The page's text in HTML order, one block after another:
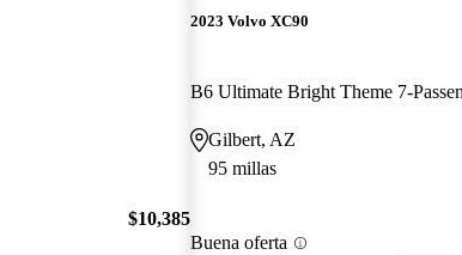
$10,385
2023 Volvo XC90
Gilbert, AZ
95 millas
Buena oferta